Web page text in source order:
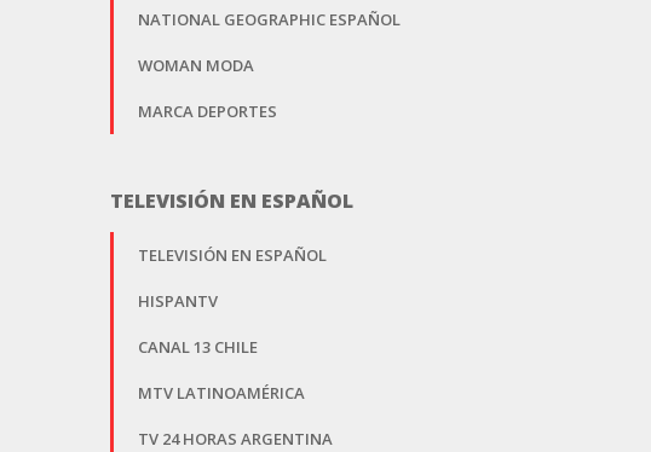
NATIONAL GEOGRAPHIC ESPAÑOL
WOMAN MODA
MARCA DEPORTES
TELEVISIÓN EN ESPAÑOL
TELEVISIÓN EN ESPAÑOL
HISPANTV
CANAL 13 CHILE
MTV LATINOAMÉRICA
TV 24 HORAS ARGENTINA